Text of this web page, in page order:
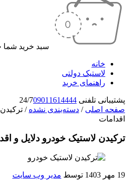
سبد خرید
خانه
لاستیک دولتی
راهنمای خرید
پشتیبانی تلفنی 24/7 09011614444
صفحه اصلی / دسته‌بندی نشده /
اقدامات
ترکیدن لاستیک خودرو دلایل و
19 مهر 1403 توسط مدیر وب سایت